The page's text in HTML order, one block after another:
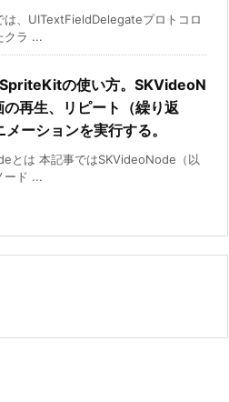
は、UITextFieldDelegateプロトコロ
クラ ...
SpriteKitの使い方。SKVideoN
再生、リピート（繰り返
メーションを実行する。
とは 本記事ではSKVideoNode（以
ード ...